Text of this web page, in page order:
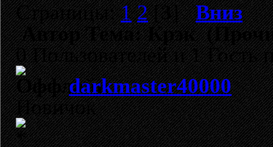
Страницы:1 2[3]Вниз
АвторТема: Крэк
0 Пользователей и 1 Гость
darkmaster40000
Новичок